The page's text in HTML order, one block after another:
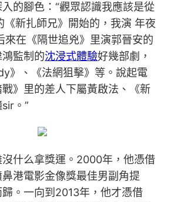
的腳色：“觀眾認識我應該是從
《新扎師兄》開始的，我演 年夜
來在《隔世追兇》里演郭晉安的
監制的沈浸式體驗好幾部劇，
》、《法網狙擊》等。說起電
》里的差人下屬黃啟法、《新
。”
什么拿獎運。2000年，他憑借
鼻港電影金像獎最佳男副角提
。一向到2013年，他才憑借